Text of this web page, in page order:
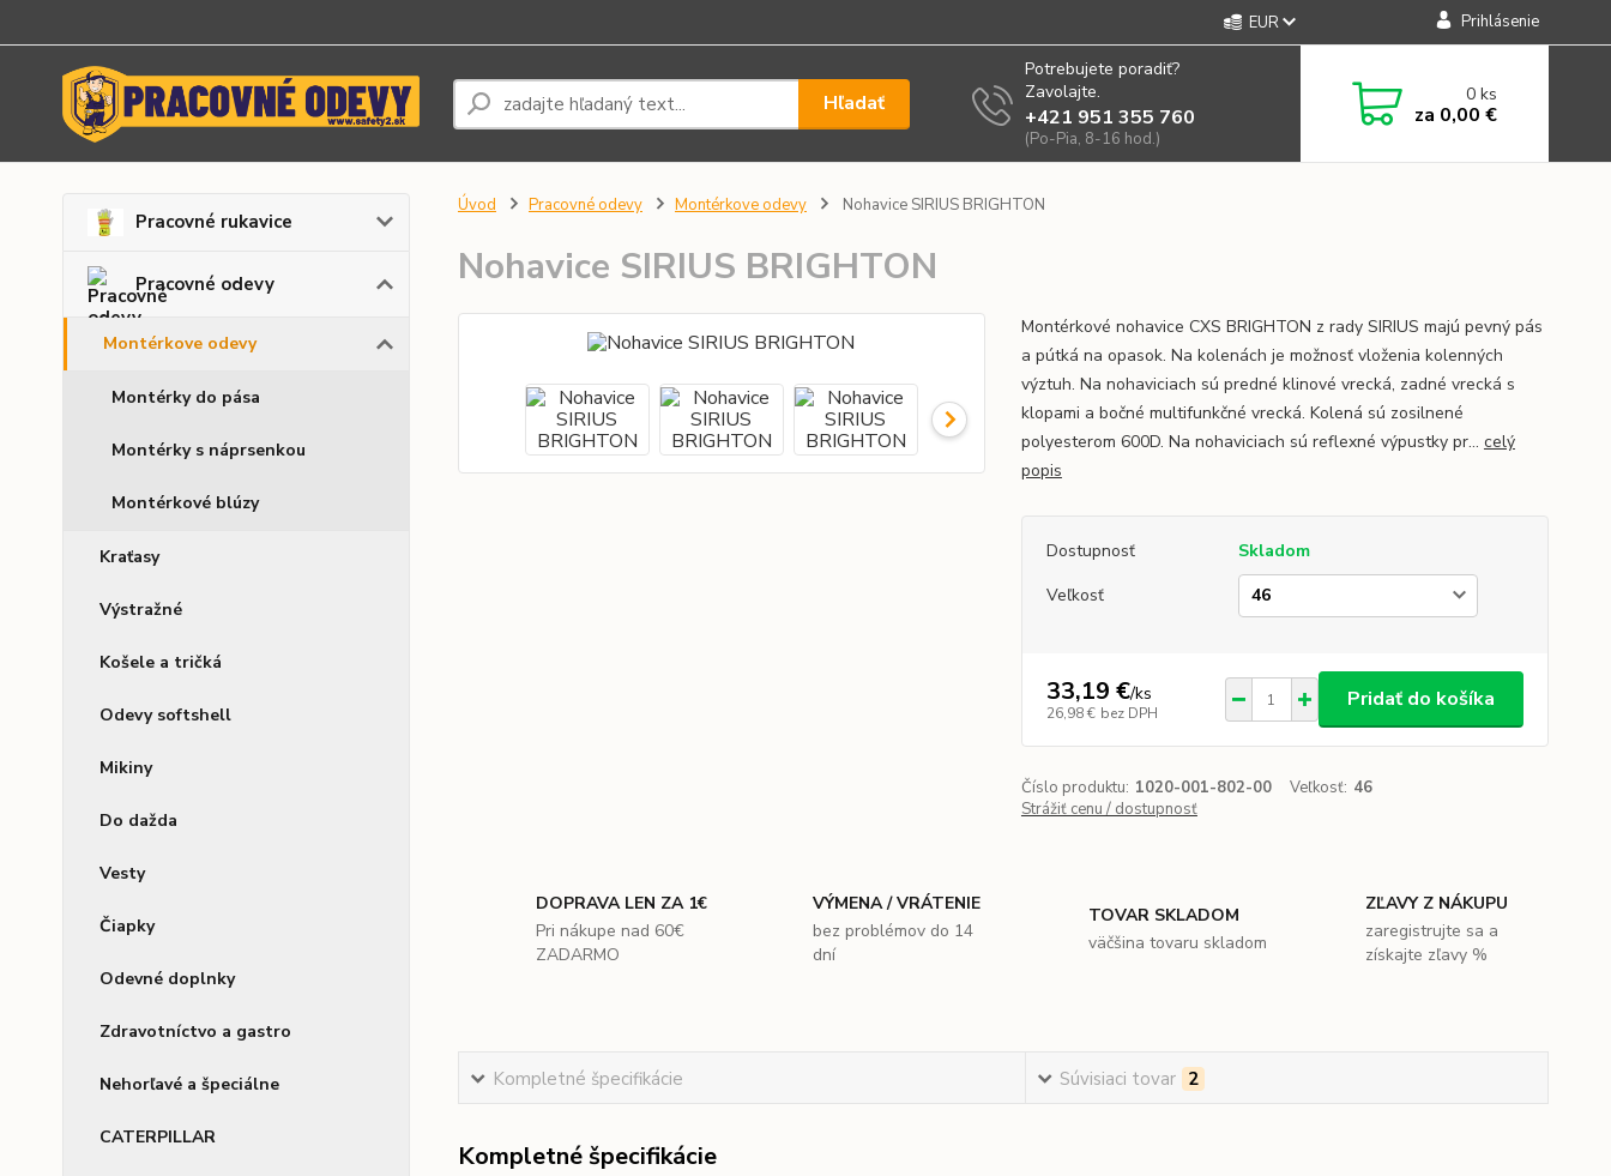
EUR Prihlásenie
Hľadať
Potrebujete poradiť?
Zavolajte.
+421 951 355 760
(Po-Pia, 8-16 hod.)
0ks
za 0,00 €
Pracovné rukavice
Pracovné odevy
Montérkove odevy
Montérky do pása
Montérky s náprsenkou
Montérkové blúzy
Kraťasy
Výstražné
Košele a tričká
Odevy softshell
Mikiny
Do dažda
Vesty
Čiapky
Odevné doplnky
Zdravotníctvo a gastro
Nehorľavé a špeciálne
CATERPILLAR
Úvod Pracovné odevy Montérkove odevy Nohavice SIRIUS BRIGHTON
Nohavice SIRIUS BRIGHTON
Montérkové nohavice CXS BRIGHTON z rady SIRIUS majú pevný pás
a pútká na opasok. Na kolenách je možnosť vloženia kolenných
výztuh. Na nohaviciach sú predné klinové vrecká, zadné vrecká s
klopami a bočné multifunkčné vrecká. Kolená sú zosilnené
polyesterom 600D. Na nohaviciach sú reflexné výpustky pr... celý
popis
Dostupnosť
Skladom
Veľkosť
33,19 €/ks
26,98 € bez DPH
Pridať do košíka
Číslo produktu: 1020-001-802-00 Veľkosť: 46
Strážiť cenu / dostupnosť
DOPRAVA LEN ZA 1€
Pri nákupe nad 60€
ZADARMO
VÝMENA / VRÁTENIE
bez problémov do 14
dní
TOVAR SKLADOM
väčšina tovaru skladom
ZĽAVY Z NÁKUPU
zaregistrujte sa a
získajte zľavy %
Kompletné špecifikácie Súvisiaci tovar 2
Kompletné špecifikácie